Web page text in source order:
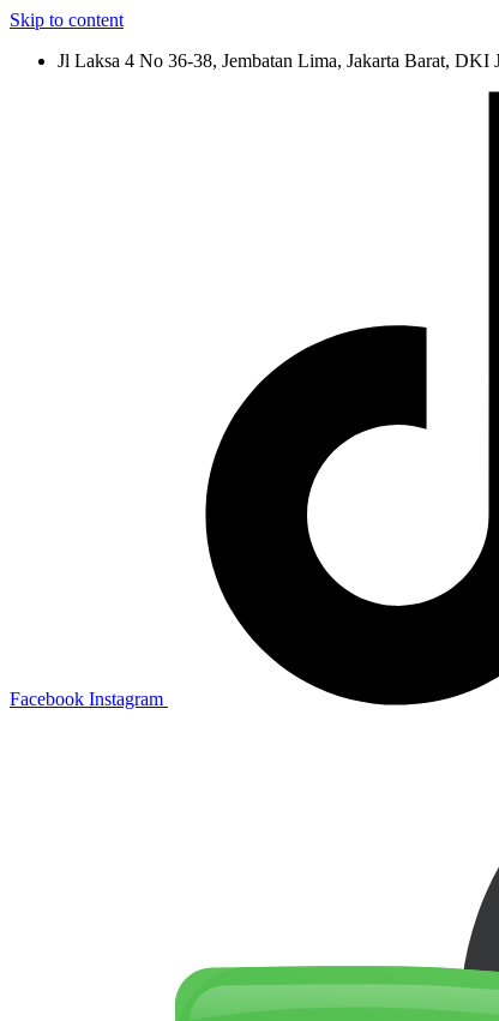
Skip to content
Jl Laksa 4 No 36-38, Jembatan Lima, Jakarta Barat,
Facebook Instagram